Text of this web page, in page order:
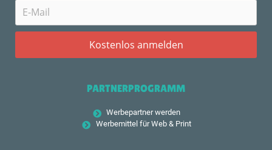
PARTNERPROGRAMM
Werbepartner werden
Werbemittel für Web & Print